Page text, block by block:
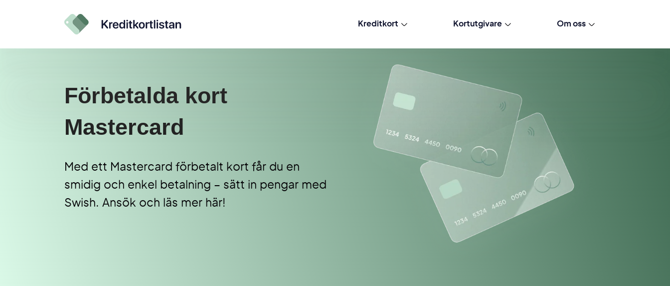
Kreditkort Kortutgivare Om oss
Förbetalda kort
Mastercard
Med ett Mastercard förbetalt kort får du en
smidig och enkel betalning – sätt in pengar med
Swish. Ansök och läs mer här!